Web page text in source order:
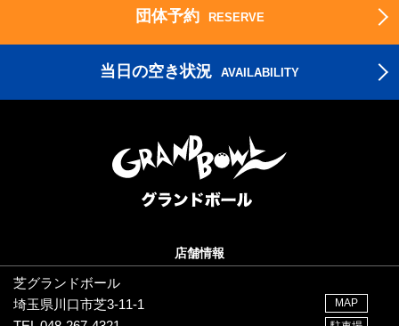
団体予約 RESERVE
当日の空き状況 AVAILABILITY
店舗情報
芝グランドボール
埼玉県川口市芝3-11-1
MAP